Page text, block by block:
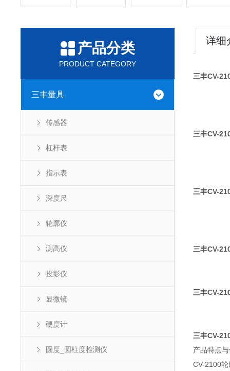
产品分类
PRODUCT CATEGORY
三丰量具
传感器
杠杆表
指示表
深度尺
轮廓仪
测高仪
投影仪
显微镜
硬度计
圆度_圆柱度检测仪
详细
三丰CV-
三丰CV-
三丰CV-
三丰CV-
三丰CV-
三丰CV-
产品特点
CV-2100